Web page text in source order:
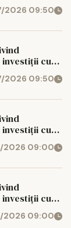
– Școala
2026 09:50
cu
2026 09:50
cu
2026 09:00
cu
– Școala
2026 09:00